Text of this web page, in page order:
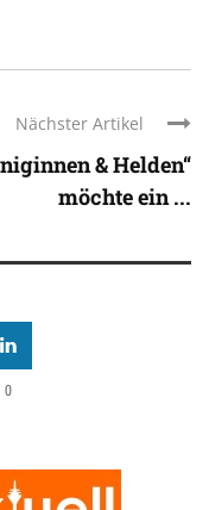
Nächster Artikel
& Helden“
möchte ein ...
0